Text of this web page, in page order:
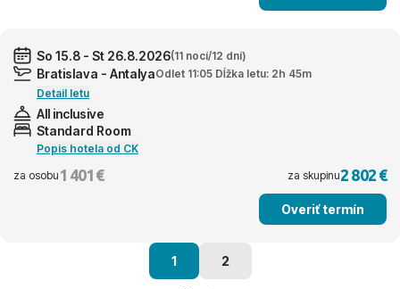
So 15.8 - St 26.8.2026(11 nocí/12 dní)
Bratislava - AntalyaOdlet 11:05 Dĺžka letu: 2h 45m
Detail letu
All inclusive
Standard Room
Popis hotela od CK
za osobu 1 401 € za skupinu2 802 €
Overiť termín
1 2